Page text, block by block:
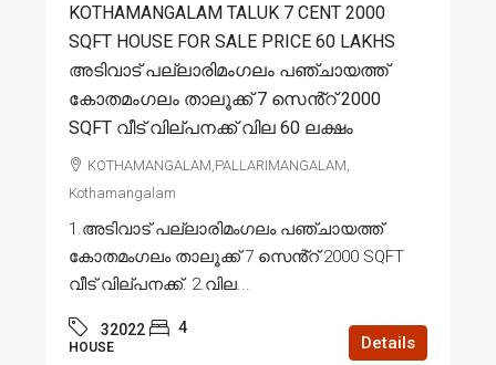
KOTHAMANGALAM TALUK 7 CENT 2000
SQFT HOUSE FOR SALE PRICE 60 LAKHS
അടിവാട് പല്ലാരിമംഗലം പഞ്ചായത്ത്
കോതമംഗലം താലൂക്ക് 7 സെൻ്റ് 2000
SQFT വീട് വില്പനക്ക് വില 60 ലക്ഷം
KOTHAMANGALAM,PALLARIMANGALAM,
Kothamangalam
1.അടിവാട് പല്ലാരിമംഗലം പഞ്ചായത്ത്
കോതമംഗലം താലൂക്ക് 7 സെൻ്റ് 2000 SQFT
വീട് വില്പനക്ക്. 2.വില...
32022 4
HOUSE Details